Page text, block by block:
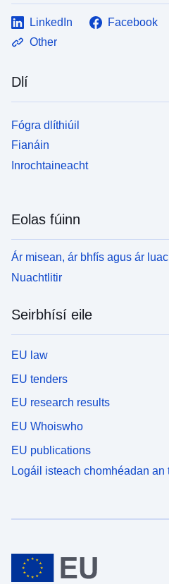
LinkedIn Facebook
Other
Dlí
Fógra dlíthiúil
Fianáin
Inrochtaineacht
Eolas fúinn
Ár misean, ár bhfís agus ár
Nuachtlitir
Seirbhísí eile
EU law
EU tenders
EU research results
EU Whoiswho
EU publications
Logáil isteach chomhéadan an